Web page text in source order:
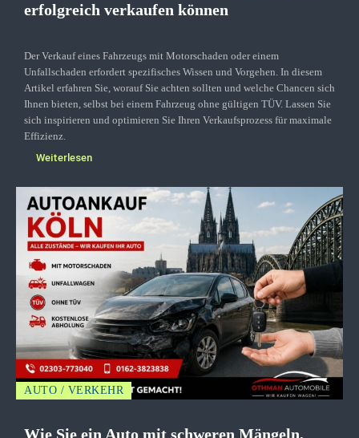
erfolgreich verkaufen können
Der Verkauf eines Fahrzeugs mit Motorschaden oder einem
Unfallschaden erfordert spezifisches Wissen und Vorgehen. In diesem
Artikel erfahren Sie, worauf Sie achten sollten und welche Chancen sich
Ihnen bieten, selbst bei einem Fahrzeug ohne gültigen TÜV. Lassen Sie
sich inspirieren und optimieren Sie Ihren Verkaufsprozess für maximale
Effizienz.
Weiterlesen
AUTO / VERKEHR
Wie Sie ein Auto mit schweren Mängeln,